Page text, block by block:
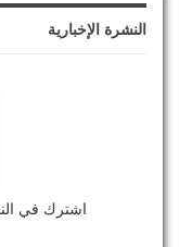
النشرة الإخبارية
اشترك في